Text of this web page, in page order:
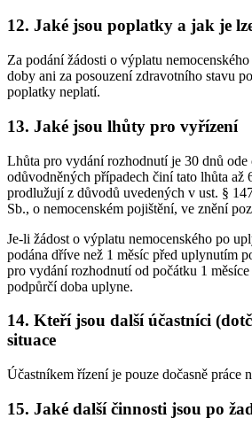
12. Jaké jsou poplatky a jak je
Za podání žádosti o výplatu
doby ani za posouzení zdravotního stavu
poplatky neplatí.
13. Jaké jsou lhůty pro vyřízení
Lhůta pro vydání rozhodnutí je 30 dnů ode
odůvodněných případech činí tato lhůta až
prodlužují z důvodů uvedených v ust. §
Sb., o nemocenském pojištění, ve znění
Je-li žádost o výplatu nemocenského po
podána dříve než 1 měsíc před uplynutím
pro vydání rozhodnutí od počátku 1
podpůrčí doba uplyne.
14. Kteří jsou další účastníci
situace
Účastníkem řízení je pouze dočasně práce
15. Jaké další činnosti jsou po